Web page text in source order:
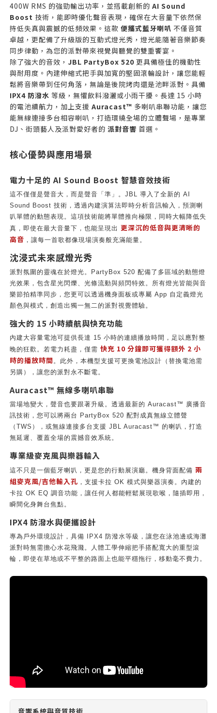
400W RMS 的強勁輸出功率，並搭載創新的 AI Sound
Boost 技術，能即時優化聲音表現，確保在大音量下依然保
持低失真與震撼的低頻效果。這款 便攜式藍牙喇叭 不僅音質
卓越，更配備了升級版的互動式燈光秀，燈光能隨著音樂節奏
同步律動，為您的派對帶來視覺與聽覺的雙重饗宴。
除了強大的音效， JBL PartyBox 520 更具備極佳的機動性
與耐用度。內建伸縮式把手與加寬的堅固滾輪設計，讓您能輕
鬆將音樂帶到任何角落，無論是後院烤肉還是池畔派對。具備
IPX4 防潑水 等級，無懼飲料潑灑或小雨干擾。長達 15 小時
的電池續航力，加上支援 Auracast™ 多喇叭串聯功能，讓您
能無線連接多台相容喇叭，打造環繞全場的立體聲場，是專業
DJ、街頭藝人及派對愛好者的 派對音響 首選。
核心優勢與應用場景
電力十足的 AI Sound Boost 智慧音效技術
這不僅僅是聲音大，而是聲音「準」。JBL 導入了全新的 AI
Sound Boost 技術，透過內建演算法即時分析音訊輸入，預測喇
叭單體的動態表現。這項技術能將單體推向極限，同時大幅降低失
真，即使在最大音量下，也能呈現出 更深沉的低音與更清晰的
高音 ，讓每一首歌都像現場演奏般充滿能量。
沈浸式未來感燈光秀
派對氛圍的靈魂在於燈光。PartyBox 520 配備了多區域的動態燈
光效果，包含星光閃爍、光條流動與頻閃特效。所有燈光皆能與音
樂節拍精準同步，您更可以透過機身面板或專屬 App 自定義燈光
顏色與模式，創造出獨一無二的派對視覺體驗。
強大的 15 小時續航與快充功能
內建大容量電池可提供長達 15 小時的連續播放時間，足以應對整
晚的狂歡。若電力耗盡，僅需 快充 10 分鐘即可獲得額外 2 小
時的播放時間 。此外，本機型支援可更換電池設計（替換電池需
另購），讓您的派對永不斷電。
Auracast™ 無線多喇叭串聯
當場地變大，聲音也要跟著升級。透過最新的 Auracast™ 廣播音
訊技術，您可以將兩台 PartyBox 520 配對成真無線立體聲
（TWS），或無線連接多台支援 JBL Auracast™ 的喇叭，打造
無延遲、覆蓋全場的震撼音效系統。
專業級麥克風與樂器輸入
這不只是一個藍牙喇叭，更是您的行動展演廳。機身背面配備 兩
組麥克風/吉他輸入孔 ，支援卡拉 OK 模式與樂器演奏。內建的
卡拉 OK EQ 調音功能，讓任何人都能輕鬆展現歌喉，隨插即用，
瞬間化身舞台焦點。
IPX4 防潑水與便攜設計
專為戶外環境設計，具備 IPX4 防潑水等級，讓您在泳池邊或海灘
派對時無需擔心水花飛濺。人體工學伸縮把手搭配寬大的重型滾
輪，即使在草地或不平整的路面上也能平穩拖行，移動毫不費力。
音響系統與音質技術